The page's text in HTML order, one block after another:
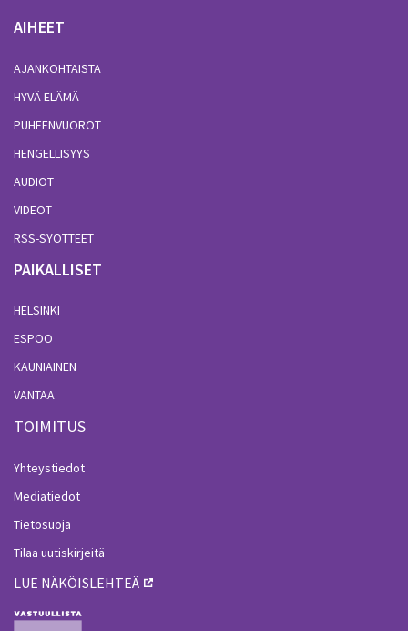
AIHEET
AJANKOHTAISTA
HYVÄ ELÄMÄ
PUHEENVUOROT
HENGELLISYYS
AUDIOT
VIDEOT
RSS-SYÖTTEET
PAIKALLISET
HELSINKI
ESPOO
KAUNIAINEN
VANTAA
TOIMITUS
Yhteystiedot
Mediatiedot
Tietosuoja
Tilaa uutiskirjeitä
LUE NÄKÖISLEHTEÄ